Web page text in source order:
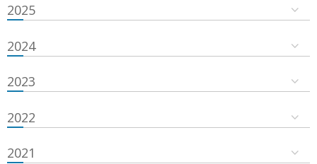
2025
2024
2023
2022
2021